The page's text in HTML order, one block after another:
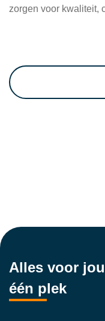
zorgen voor kwaliteit,
Alles voor
één plek